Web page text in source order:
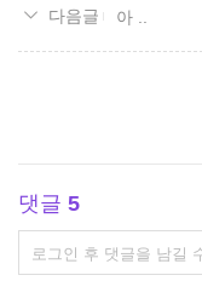
아 ..
댓글 5
댓
글